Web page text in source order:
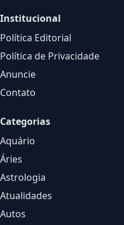
Institucional
Política Editorial
Política de Privacidade
Anuncie
Contato
Categorias
Aquário
Áries
Astrologia
Atualidades
Autos